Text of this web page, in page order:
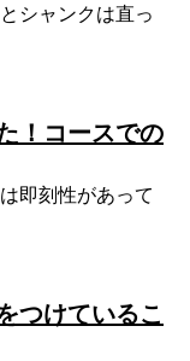
シャンクは直っ
！コースでの
即刻性があって
つけているこ